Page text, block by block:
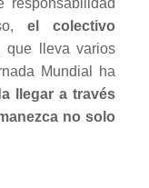
el colectivo
que lleva varios
Mundial ha
llegar a través
no solo